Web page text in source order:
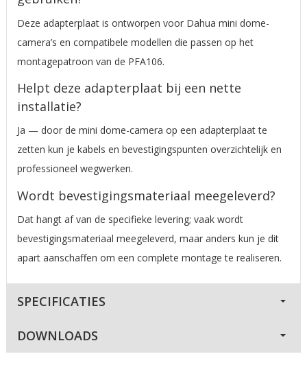
Deze adapterplaat is ontworpen voor Dahua mini dome-
camera’s en compatibele modellen die passen op het
montagepatroon van de PFA106.
Helpt deze adapterplaat bij een nette
installatie?
Ja — door de mini dome-camera op een adapterplaat te
zetten kun je kabels en bevestigingspunten overzichtelijk en
professioneel wegwerken.
Wordt bevestigingsmateriaal meegeleverd?
Dat hangt af van de specifieke levering; vaak wordt
bevestigingsmateriaal meegeleverd, maar anders kun je dit
apart aanschaffen om een complete montage te realiseren.
SPECIFICATIES
DOWNLOADS